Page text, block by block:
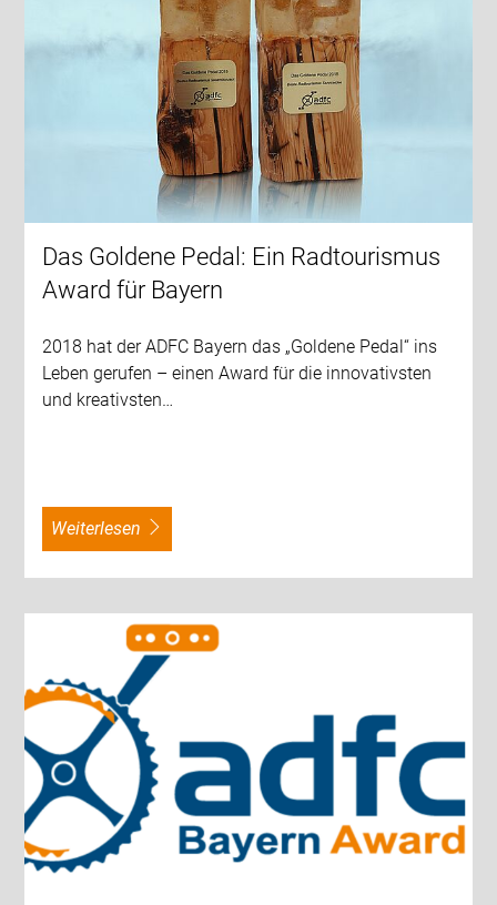
Das Goldene Pedal: Ein Radtourismus
Award für Bayern
2018 hat der ADFC Bayern das „Goldene Pedal“ ins
Leben gerufen – einen Award für die innovativsten
und kreativsten…
weiterlesen